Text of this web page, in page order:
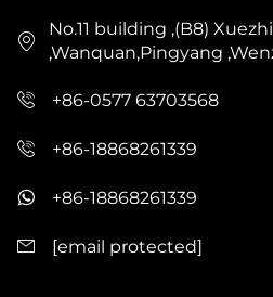
No.11 building ,(B8)
,Wanquan,Pingyang
+86-0577 63703568
+86-18868261339
+86-18868261339
[email protected]